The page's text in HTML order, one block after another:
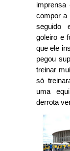
compor a
seguido
goleiro e
que ele
pegou
treinar
só
uma
derrota